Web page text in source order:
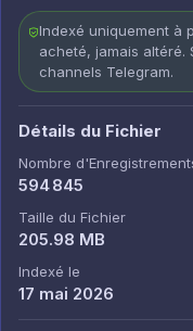
Indexé uniquement à
acheté, jamais altéré.
channels Telegram.
Détails du Fichier
Nombre
594 845
Taille du Fichier
205.98 MB
Indexé le
17 mai 2026